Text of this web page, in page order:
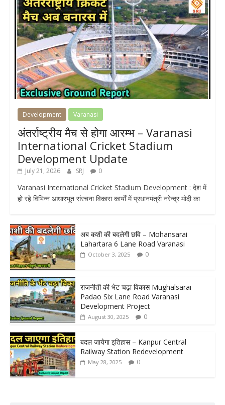
Development Varanasi
अंतर्राष्ट्रीय मैच से होगा आरम्भ – Varanasi
International Cricket Stadium
Development Update
July 21, 2026 SRJ 0
Varanasi International Cricket Stadium Development : देश में
हो रहे विभिन्न आधारभूत संरचना विकास कार्यों में प्रधानमंत्री नरेन्द्र मोदी का
अब कशी की बदलेगी छवि – Mohansarai
Lahartara 6 Lane Road Varanasi
October 3, 2025 0
राजनीती की भेट चढ़ा विकास Mughalsarai
Padao Six Lane Road Varanasi
Development Project
August 30, 2025 0
बदल जायेगा इतिहास – Kanpur Central
Railway Station Redevelopment
May 28, 2025 0